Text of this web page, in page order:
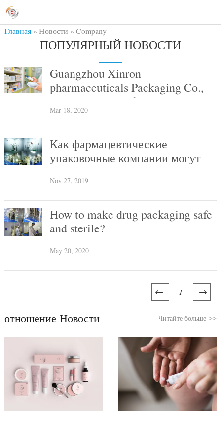
Главная» Новости » Company
ПОПУЛЯРНЫЙ НОВОСТИ
Guangzhou Xinron
pharmaceuticals Packaging Co.,
Ltd., en tant que fabricant de tubes
d 'aluminium medicinaux, adopte
le concept de fabrication intelli
Mar 18, 2020
Как фармацевтические
упаковочные компании могут
возможностями?
Nov 27, 2019
How to make drug packaging safe
and sterile?
May 20, 2020
1
отношение Новости Читайте больше>>